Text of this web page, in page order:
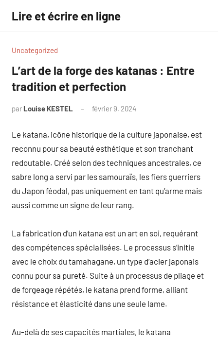
contenu
Lire et écrire en ligne
Uncategorized
L’art de la forge des katanas : Entre
tradition et perfection
par Louise KESTEL février 9, 2024
Le katana, icône historique de la culture japonaise, est
reconnu pour sa beauté esthétique et son tranchant
redoutable. Créé selon des techniques ancestrales, ce
sabre long a servi par les samouraïs, les fiers guerriers
du Japon féodal, pas uniquement en tant qu’arme mais
aussi comme un signe de leur rang.
La fabrication d’un katana est un art en soi, requérant
des compétences spécialisées. Le processus s’initie
avec le choix du tamahagane, un type d’acier japonais
connu pour sa pureté. Suite à un processus de pliage et
de forgeage répétés, le katana prend forme, alliant
résistance et élasticité dans une seule lame.
Au-delà de ses capacités martiales, le katana